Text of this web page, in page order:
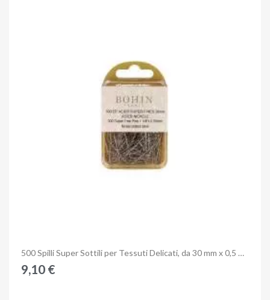
Anteprima 500 Spilli Super Sottili per Tessuti Delicati, da 30 mm x 0,5 mm - Bohin
9,10 €